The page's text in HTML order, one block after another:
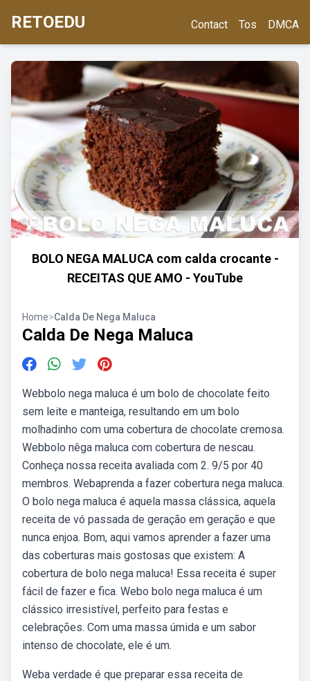
RETOEDU Contact Tos DMCA
BOLO NEGA MALUCA com calda crocante -
RECEITAS QUE AMO - YouTube
Home>Calda De Nega Maluca
Calda De Nega Maluca
Webbolo nega maluca é um bolo de chocolate feito
sem leite e manteiga, resultando em um bolo
molhadinho com uma cobertura de chocolate cremosa.
Webbolo nêga maluca com cobertura de nescau.
Conheça nossa receita avaliada com 2. 9/5 por 40
membros. Webaprenda a fazer cobertura nega maluca.
O bolo nega maluca é aquela massa clássica, aquela
receita de vó passada de geração em geração e que
nunca enjoa. Bom, aqui vamos aprender a fazer uma
das coberturas mais gostosas que existem: A
cobertura de bolo nega maluca! Essa receita é super
fácil de fazer e fica. Webo bolo nega maluca é um
clássico irresistível, perfeito para festas e
celebrações. Com uma massa úmida e um sabor
intenso de chocolate, ele é um.
Weba verdade é que preparar essa receita de